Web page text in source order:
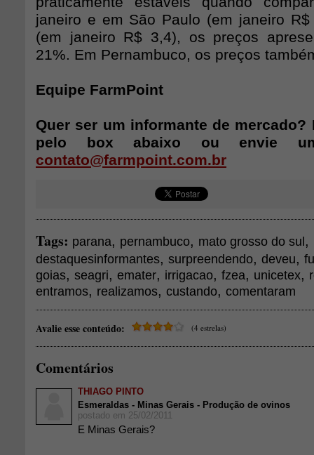
janeiro e em São Paulo (em janeiro
(em janeiro R$ 3,4), os preços
21%. Em Pernambuco, os preços
Equipe FarmPoint
Quer ser um informante de mercado?
pelo box abaixo ou envie
contato@farmpoint.com.br
Tags: parana, pernambuco, mato grosso do sul,
destaquesinformantes, surpreendendo, deveu,
goias, seagri, emater, irrigacao, fzea, unicetex,
entramos, realizamos, custando, comentaram
Avalie esse conteúdo: (4 estrelas)
Comentários
THIAGO PINTO
Esmeraldas - Minas Gerais - Produção de ovinos
postado em 25/02/2011
E Minas Gerais?